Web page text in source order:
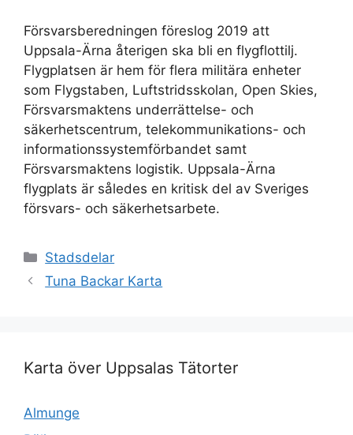
Försvarsberedningen föreslog 2019 att
Uppsala-Ärna återigen ska bli en flygflottilj.
Flygplatsen är hem för flera militära enheter
som Flygstaben, Luftstridsskolan, Open Skies,
Försvarsmaktens underrättelse- och
säkerhetscentrum, telekommunikations- och
informationssystemförbandet samt
Försvarsmaktens logistik. Uppsala-Ärna
flygplats är således en kritisk del av Sveriges
försvars- och säkerhetsarbete.
Kategorier
Stadsdelar
Tuna Backar Karta
Karta över Uppsalas Tätorter
Almunge